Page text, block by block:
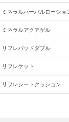
ミネラルハーバルローショ
ミネラルアクアゲル
リフレパッドダブル
リフレケット
リフレシートクッション